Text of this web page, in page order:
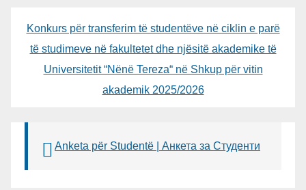
Konkurs për transferim të studentëve në ciklin e parë
të studimeve në fakultetet dhe njësitë akademike të
Universitetit “Nënë Tereza“ në Shkup për vitin
akademik 2025/2026
Anketa për Studentë | Анкета за Студенти